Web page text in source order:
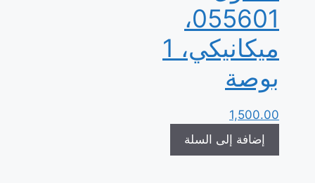
055601،
ميكانيكي، 1
بوصة
1,500.00
إضافة إلى السلة